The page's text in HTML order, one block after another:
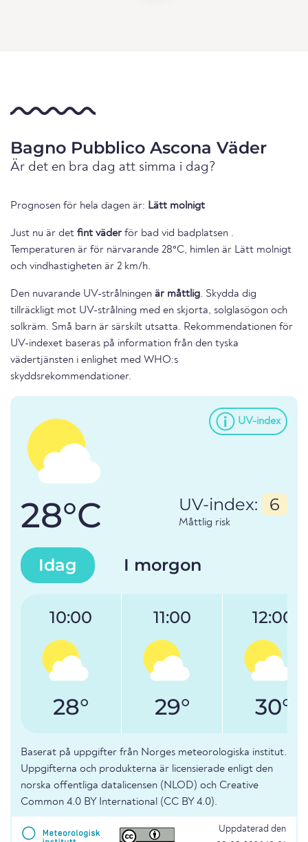
Bagno Pubblico Ascona Väder
Är det en bra dag att simma i dag?
Prognosen för hela dagen är: Lätt molnigt
Just nu är det fint väder för bad vid badplatsen .
Temperaturen är för närvarande 28°C, himlen är Lätt molnigt
och vindhastigheten är 2 km/h.
Den nuvarande UV-strålningen är måttlig. Skydda dig
tillräckligt mot UV-strålning med en skjorta, solglasögon och
solkräm. Små barn är särskilt utsatta. Rekommendationen för
UV-indexet baseras på information från den tyska
vädertjänsten i enlighet med WHO:s
skyddsrekommendationer.
UV-index
28°C UV-index: 6
Måttlig risk
Idag I morgon
10:00
28°
11:00
29°
12:00
30°
Baserat på uppgifter från Norges meteorologiska institut.
Uppgifterna och produkterna är licensierade enligt den
norska offentliga datalicensen (NLOD) och Creative
Common 4.0 BY International (CC BY 4.0).
Uppdaterad den